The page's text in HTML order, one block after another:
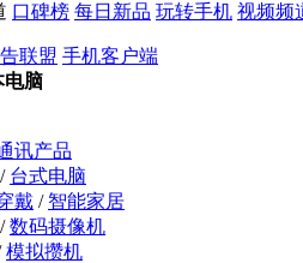
口碑榜 每日新品 玩转手机 视频频
联盟 手机客户端
电脑
讯产品
/ 台式电脑
戴 / 智能家居
/数码摄像机
模拟攒机